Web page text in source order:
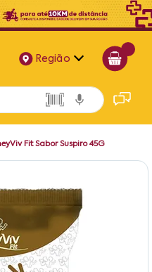
Região
Alagoas
Bahia
Fit Sabor Suspiro 45G